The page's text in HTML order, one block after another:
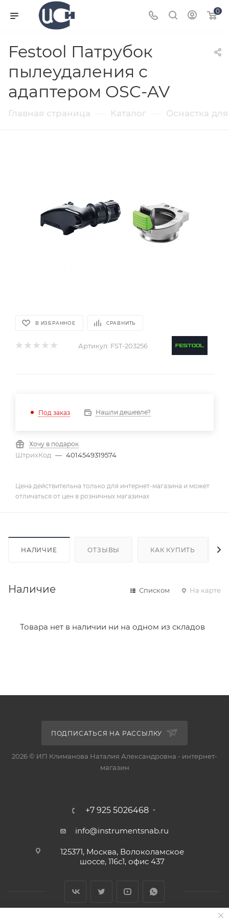
0
Festool Патрубок
пылеудаления с
адаптером OSC-AV
Главная страница Каталог Оснастка
В ИЗБРАННОЕ СРАВНИТЬ
Артикул: FST-203256
Под заказ Нашли дешевле?
Хочу в подарок
ШтрихКод — 4014549319574
Цена действительна только для интернет-магазина и может
отличаться от цен в розничных магазинах
НАЛИЧИЕ ОТЗЫВЫ КАК КУПИТЬ
Наличие Списком На карте
Товара нет в наличии ни на одном из складов
ПОДПИСАТЬСЯ НА РАССЫЛКУ
2026 © ИП Климанова Наталия Александровна - интернет-
магазин
+7 925 5026468
info@instrumentsnab.ru
125371, Москва, Волоколамское
шоссе, 116с1, офис 437